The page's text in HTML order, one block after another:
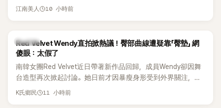
張近況照，讓大批粉絲又驚又喜。其中，一張生日蛋糕照意外
江南美人 10 小時前
K-POP
Red Velvet Wendy直拍掀熱議！臀部曲線遭疑靠「臀墊」 網
傻眼：太假了
南韓女團Red Velvet近日帶著新作品回歸，成員Wendy卻因舞
台造型再次掀起討論。她日前才因暴瘦身形受到外界關注，又
被質疑在舞台上使用臀墊，如今最新打歌舞台曝光後，再度因
K氏鄉民 11 小時前